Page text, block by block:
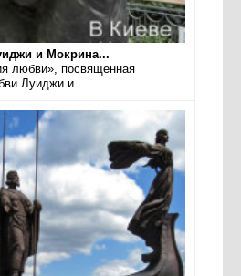
и Мокрина...
любви», посвященная
Луиджи и ...